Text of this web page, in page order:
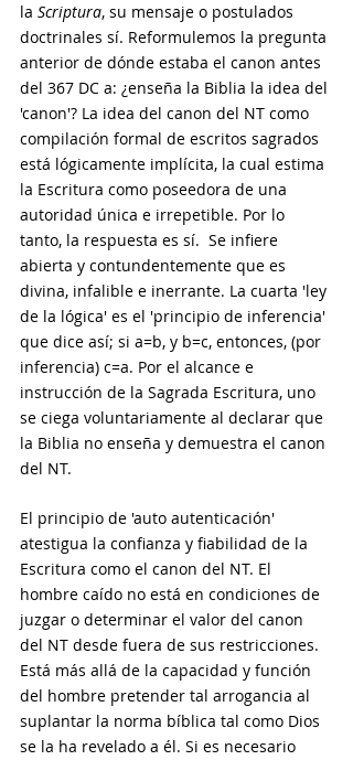
la Scriptura, su mensaje o postulados
doctrinales sí. Reformulemos la pregunta
anterior de dónde estaba el canon antes
del 367 DC a: ¿enseña la Biblia la idea del
'canon'? La idea del canon del NT como
compilación formal de escritos sagrados
está lógicamente implícita, la cual estima
la Escritura como poseedora de una
autoridad única e irrepetible. Por lo
tanto, la respuesta es sí.  Se infiere
abierta y contundentemente que es
divina, infalible e inerrante. La cuarta 'ley
de la lógica' es el 'principio de inferencia'
que dice así; si a=b, y b=c, entonces, (por
inferencia) c=a. Por el alcance e
instrucción de la Sagrada Escritura, uno
se ciega voluntariamente al declarar que
la Biblia no enseña y demuestra el canon
del NT.
El principio de 'auto autenticación'
atestigua la confianza y fiabilidad de la
Escritura como el canon del NT. El
hombre caído no está en condiciones de
juzgar o determinar el valor del canon
del NT desde fuera de sus restricciones.
Está más allá de la capacidad y función
del hombre pretender tal arrogancia al
suplantar la norma bíblica tal como Dios
se la ha revelado a él. Si es necesario